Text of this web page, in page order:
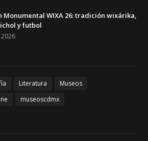
Monumental WIXA 26: tradición wixárika,
y futbol
2026
Literatura
Museos
museoscdmx